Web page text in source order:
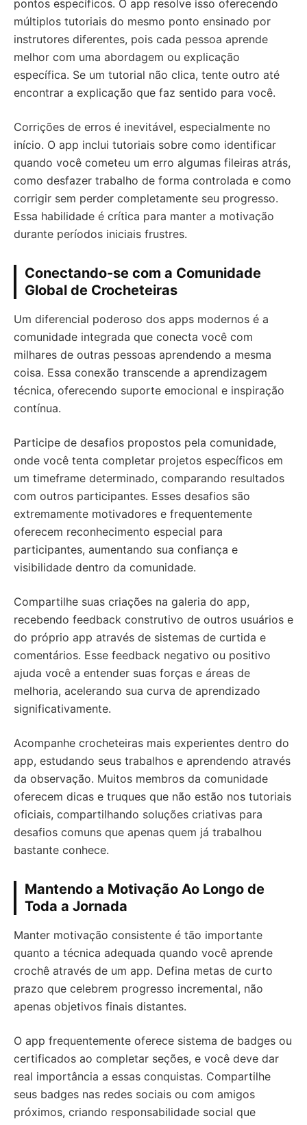
pontos específicos. O app resolve isso oferecendo
múltiplos tutoriais do mesmo ponto ensinado por
instrutores diferentes, pois cada pessoa aprende
melhor com uma abordagem ou explicação
específica. Se um tutorial não clica, tente outro até
encontrar a explicação que faz sentido para você.
Corrições de erros é inevitável, especialmente no
início. O app inclui tutoriais sobre como identificar
quando você cometeu um erro algumas fileiras atrás,
como desfazer trabalho de forma controlada e como
corrigir sem perder completamente seu progresso.
Essa habilidade é crítica para manter a motivação
durante períodos iniciais frustres.
Conectando-se com a Comunidade
Global de Crocheteiras
Um diferencial poderoso dos apps modernos é a
comunidade integrada que conecta você com
milhares de outras pessoas aprendendo a mesma
coisa. Essa conexão transcende a aprendizagem
técnica, oferecendo suporte emocional e inspiração
contínua.
Participe de desafios propostos pela comunidade,
onde você tenta completar projetos específicos em
um timeframe determinado, comparando resultados
com outros participantes. Esses desafios são
extremamente motivadores e frequentemente
oferecem reconhecimento especial para
participantes, aumentando sua confiança e
visibilidade dentro da comunidade.
Compartilhe suas criações na galeria do app,
recebendo feedback construtivo de outros usuários e
do próprio app através de sistemas de curtida e
comentários. Esse feedback negativo ou positivo
ajuda você a entender suas forças e áreas de
melhoria, acelerando sua curva de aprendizado
significativamente.
Acompanhe crocheteiras mais experientes dentro do
app, estudando seus trabalhos e aprendendo através
da observação. Muitos membros da comunidade
oferecem dicas e truques que não estão nos tutoriais
oficiais, compartilhando soluções criativas para
desafios comuns que apenas quem já trabalhou
bastante conhece.
Mantendo a Motivação Ao Longo de
Toda a Jornada
Manter motivação consistente é tão importante
quanto a técnica adequada quando você aprende
crochê através de um app. Defina metas de curto
prazo que celebrem progresso incremental, não
apenas objetivos finais distantes.
O app frequentemente oferece sistema de badges ou
certificados ao completar seções, e você deve dar
real importância a essas conquistas. Compartilhe
seus badges nas redes sociais ou com amigos
próximos, criando responsabilidade social que